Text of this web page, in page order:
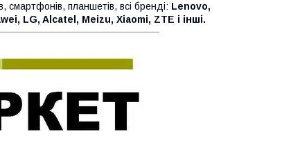
смартфонів, планшетів, всі бренді: Lenovo,
LG, Alcatel, Meizu, Xiaomi, ZTE і інші.